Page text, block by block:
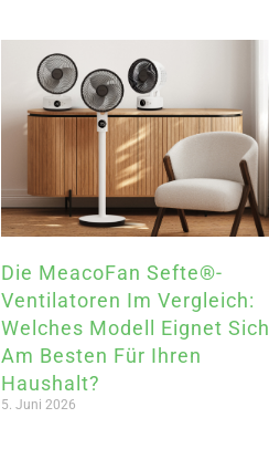
Die MeacoFan Sefte®-
Ventilatoren Im Vergleich:
Welches Modell Eignet Sich
Am Besten Für Ihren
Haushalt?
5. Juni 2026